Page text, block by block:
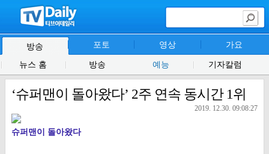
방송 포토 영상 가요
뉴스 홈 방송 예능 기자칼럼
‘슈퍼맨이 돌아왔다’ 2주 연속 동시간 1위
2019. 12.30. 09:08:27
슈퍼맨이 돌아왔다